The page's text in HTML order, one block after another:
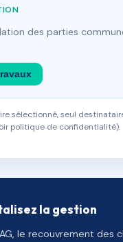
des parties
sélectionné, seul
politique de confidentialité).
la gestion
le recouvrement des